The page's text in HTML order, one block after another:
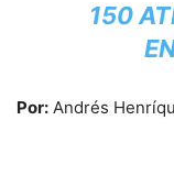
150
Por: Andrés